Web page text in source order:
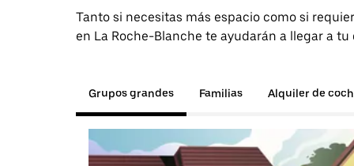
Tanto si necesitas más espacio como si
en La Roche-Blanche te ayudarán a llegar a
Grupos grandes Familias Alquiler de